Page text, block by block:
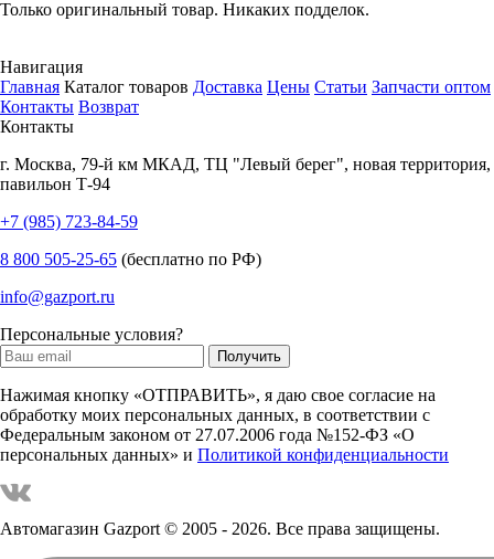
Только оригинальный товар. Никаких подделок.
Навигация
Главная Каталог товаров Доставка Цены Статьи Запчасти оптом
Контакты Возврат
Контакты
г. Москва, 79-й км МКАД, ТЦ "Левый берег", новая территория,
павильон Т-94
+7 (985) 723-84-59
8 800 505-25-65 (бесплатно по РФ)
info@gazport.ru
Персональные условия?
Нажимая кнопку «ОТПРАВИТЬ», я даю свое согласие на
обработку моих персональных данных, в соответствии с
Федеральным законом от 27.07.2006 года №152-ФЗ «О
персональных данных» и Политикой конфиденциальности
Автомагазин Gazport© 2005 - 2026. Все права защищены.